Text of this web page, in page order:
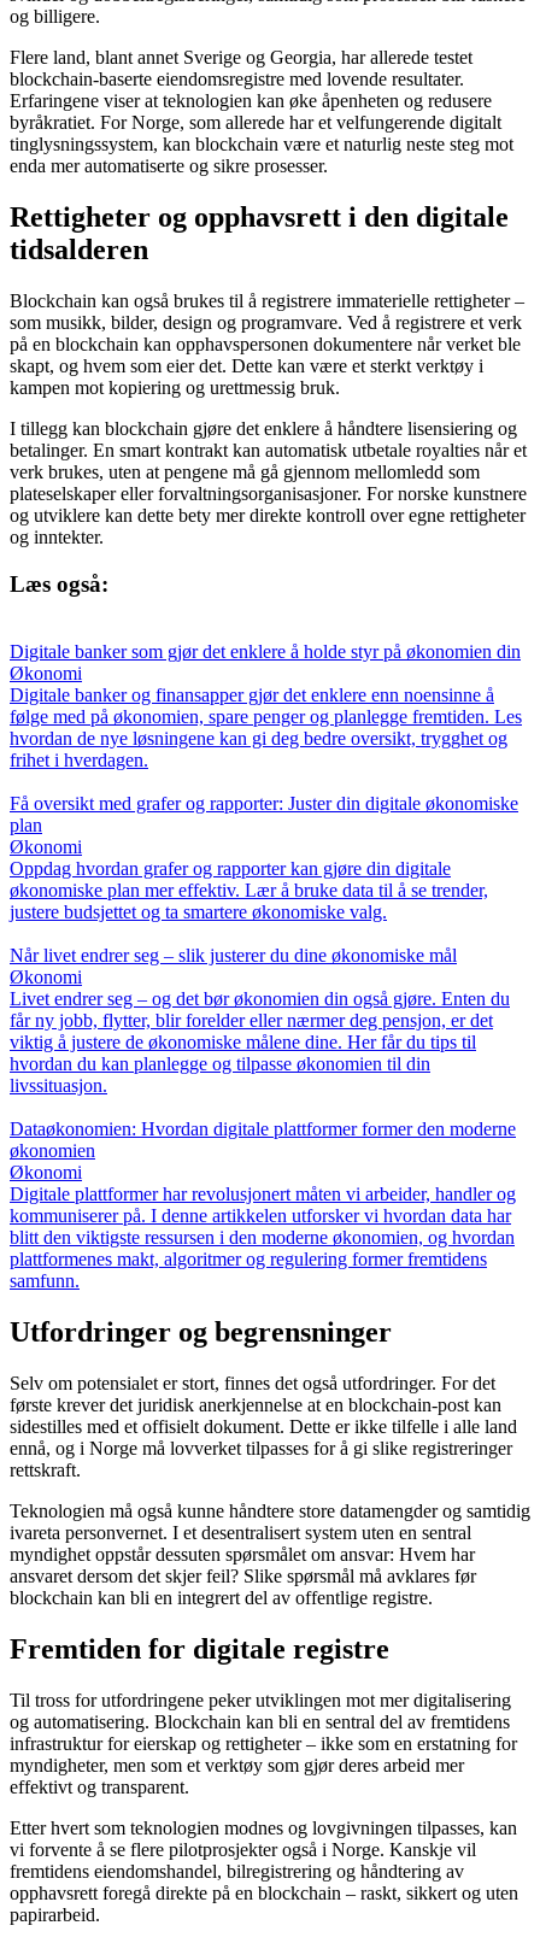
og billigere.
Flere land, blant annet Sverige og Georgia, har allerede testet
blockchain-baserte eiendomsregistre med lovende resultater.
Erfaringene viser at teknologien kan øke åpenheten og redusere
byråkratiet. For Norge, som allerede har et velfungerende digitalt
tinglysningssystem, kan blockchain være et naturlig neste steg mot
enda mer automatiserte og sikre prosesser.
Rettigheter og opphavsrett i den digitale
tidsalderen
Blockchain kan også brukes til å registrere immaterielle rettigheter –
som musikk, bilder, design og programvare. Ved å registrere et verk
på en blockchain kan opphavspersonen dokumentere når verket ble
skapt, og hvem som eier det. Dette kan være et sterkt verktøy i
kampen mot kopiering og urettmessig bruk.
I tillegg kan blockchain gjøre det enklere å håndtere lisensiering og
betalinger. En smart kontrakt kan automatisk utbetale royalties når et
verk brukes, uten at pengene må gå gjennom mellomledd som
plateselskaper eller forvaltningsorganisasjoner. For norske kunstnere
og utviklere kan dette bety mer direkte kontroll over egne rettigheter
og inntekter.
Læs også:
Digitale banker som gjør det enklere å holde styr på økonomien din
Økonomi
Digitale banker og finansapper gjør det enklere enn noensinne å
følge med på økonomien, spare penger og planlegge fremtiden. Les
hvordan de nye løsningene kan gi deg bedre oversikt, trygghet og
frihet i hverdagen.
Få oversikt med grafer og rapporter: Juster din digitale økonomiske
plan
Økonomi
Oppdag hvordan grafer og rapporter kan gjøre din digitale
økonomiske plan mer effektiv. Lær å bruke data til å se trender,
justere budsjettet og ta smartere økonomiske valg.
Når livet endrer seg – slik justerer du dine økonomiske mål
Økonomi
Livet endrer seg – og det bør økonomien din også gjøre. Enten du
får ny jobb, flytter, blir forelder eller nærmer deg pensjon, er det
viktig å justere de økonomiske målene dine. Her får du tips til
hvordan du kan planlegge og tilpasse økonomien til din
livssituasjon.
Dataøkonomien: Hvordan digitale plattformer former den moderne
økonomien
Økonomi
Digitale plattformer har revolusjonert måten vi arbeider, handler og
kommuniserer på. I denne artikkelen utforsker vi hvordan data har
blitt den viktigste ressursen i den moderne økonomien, og hvordan
plattformenes makt, algoritmer og regulering former fremtidens
samfunn.
Utfordringer og begrensninger
Selv om potensialet er stort, finnes det også utfordringer. For det
første krever det juridisk anerkjennelse at en blockchain-post kan
sidestilles med et offisielt dokument. Dette er ikke tilfelle i alle land
ennå, og i Norge må lovverket tilpasses for å gi slike registreringer
rettskraft.
Teknologien må også kunne håndtere store datamengder og samtidig
ivareta personvernet. I et desentralisert system uten en sentral
myndighet oppstår dessuten spørsmålet om ansvar: Hvem har
ansvaret dersom det skjer feil? Slike spørsmål må avklares før
blockchain kan bli en integrert del av offentlige registre.
Fremtiden for digitale registre
Til tross for utfordringene peker utviklingen mot mer digitalisering
og automatisering. Blockchain kan bli en sentral del av fremtidens
infrastruktur for eierskap og rettigheter – ikke som en erstatning for
myndigheter, men som et verktøy som gjør deres arbeid mer
effektivt og transparent.
Etter hvert som teknologien modnes og lovgivningen tilpasses, kan
vi forvente å se flere pilotprosjekter også i Norge. Kanskje vil
fremtidens eiendomshandel, bilregistrering og håndtering av
opphavsrett foregå direkte på en blockchain – raskt, sikkert og uten
papirarbeid.